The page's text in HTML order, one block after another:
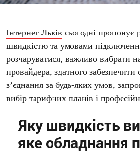
Інтернет Львів сьогодні пропонує
швидкістю та умовами
розчаруватися, важливо вибрати
провайдера, здатного забезпечити
з’єднання за будь-яких умов,
вибір тарифних планів і
Яку швидкість
яке обладнання